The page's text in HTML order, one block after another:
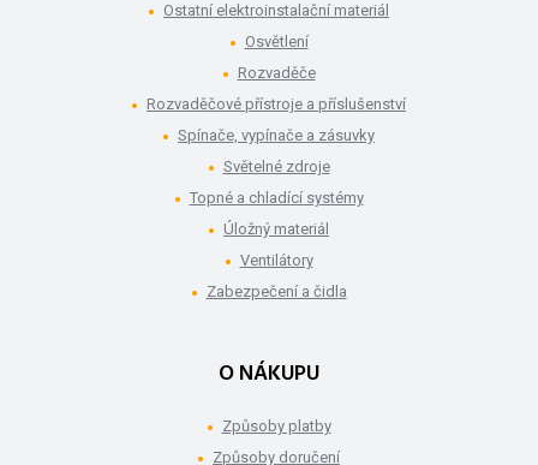
Ostatní elektroinstalační materiál
Osvětlení
Rozvaděče
Rozvaděčové přístroje a příslušenství
Spínače, vypínače a zásuvky
Světelné zdroje
Topné a chladící systémy
Úložný materiál
Ventilátory
Zabezpečení a čidla
O NÁKUPU
Způsoby platby
Způsoby doručení